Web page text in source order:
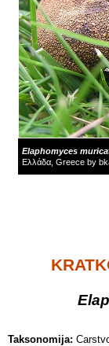
Elaphomyces
Ελλάδα, Greece by
Taksonomija: